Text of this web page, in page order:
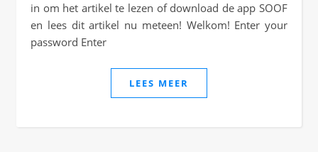
in om het artikel te lezen of download de app SOOF
en lees dit artikel nu meteen! Welkom! Enter your
password Enter
LEES MEER